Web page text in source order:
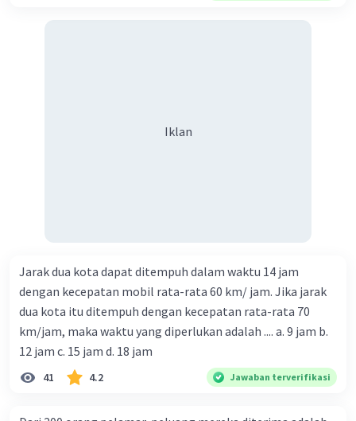
Iklan
Jarak dua kota dapat ditempuh dalam waktu 14 jam
dengan kecepatan mobil rata-rata 60 km/ jam. Jika jarak
dua kota itu ditempuh dengan kecepatan rata-rata 70
km/jam, maka waktu yang diperlukan adalah .... a. 9 jam b.
12 jam c. 15 jam d. 18 jam
41 4.2 Jawaban terverifikasi